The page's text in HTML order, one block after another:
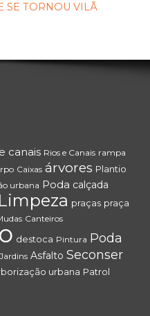
SE TORNOU VILÃ
canais Rios e Canais rampa
Caixas árvores Plantio
urbana Poda calçada
Limpeza praças praça
Canteiros
destoca Pintura Poda
Jardins Asfalto Seconser
urbana Patrol